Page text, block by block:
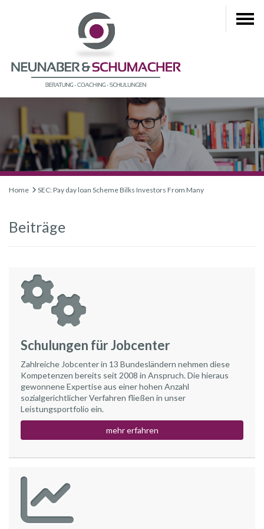
Home SEC: Pay day loan Scheme Bilks Investors From Many
Beiträge
Schulungen für Jobcenter
Zahlreiche Jobcenter in 13 Bundesländern nehmen diese
Kompetenzen bereits seit 2008 in Anspruch. Die hieraus
gewonnene Expertise aus einer hohen Anzahl
sozialgerichtlicher Verfahren fließen in unser
Leistungsportfolio ein.
mehr erfahren